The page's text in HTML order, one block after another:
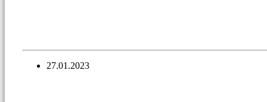
27.01.2023